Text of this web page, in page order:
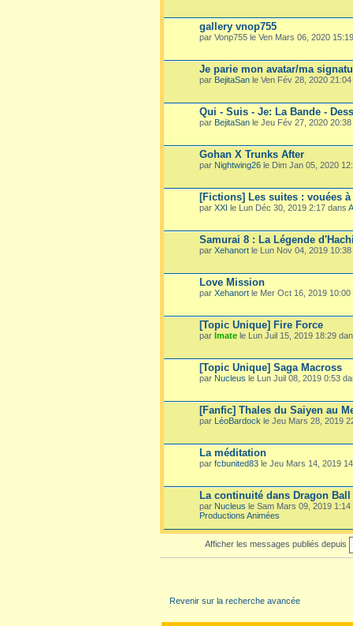
gallery vnop755
par Vonp755 le Ven Mars 06, 2020
Je parie mon avatar/ma
par BejitaSan le Ven Fév 28, 2020
Qui - Suis - Je: La Bande -
par BejitaSan le Jeu Fév 27, 2020
Gohan X Trunks After
par Nightwing26 le Dim Jan 05, 2020
[Fictions] Les suites : vouées
par XXI le Lun Déc 30, 2019 2:17 dans
Samurai 8 : La Légende
par Xehanort le Lun Nov 04, 2019
Love Mission
par Xehanort le Mer Oct 16, 2019
[Topic Unique] Fire Force
par Imate le Lun Juil 15, 2019 18:29
[Topic Unique] Saga Macross
par Nucleus le Lun Juil 08, 2019 0:53
[Fanfic] Thales du Saiyen au
par LéoBardock le Jeu Mars 28, 2019
La méditation
par fcbunited83 le Jeu Mars 14, 2019
La continuité dans Dragon Ball
par Nucleus le Sam Mars 09, 2019
Productions Animées
Afficher les messages publiés depuis
Revenir sur la recherche avancée